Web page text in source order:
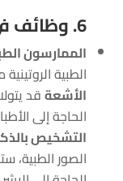
6. وظائف في الرعاية الصحية
الممارسون
الطبية
الأشعةقد
الحاجة إلى
التشخيص
الصور الطبية،